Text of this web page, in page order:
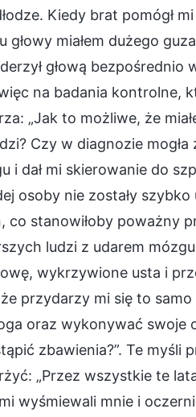
Kiedy brat pomógł
głowy miałem dużego
głową bezpośrednio
na badania kontrolne,
„Jak to możliwe, że
Czy w diagnozie mogła
i dał mi skierowanie do
osoby nie zostały
stanowiłoby poważny
ludzi z udarem
wykrzywione usta i
przydarzy mi się to
oraz wykonywać swoje
zbawienia?”. Te myśli
„Przez wszystkie te
wyśmiewali mnie i